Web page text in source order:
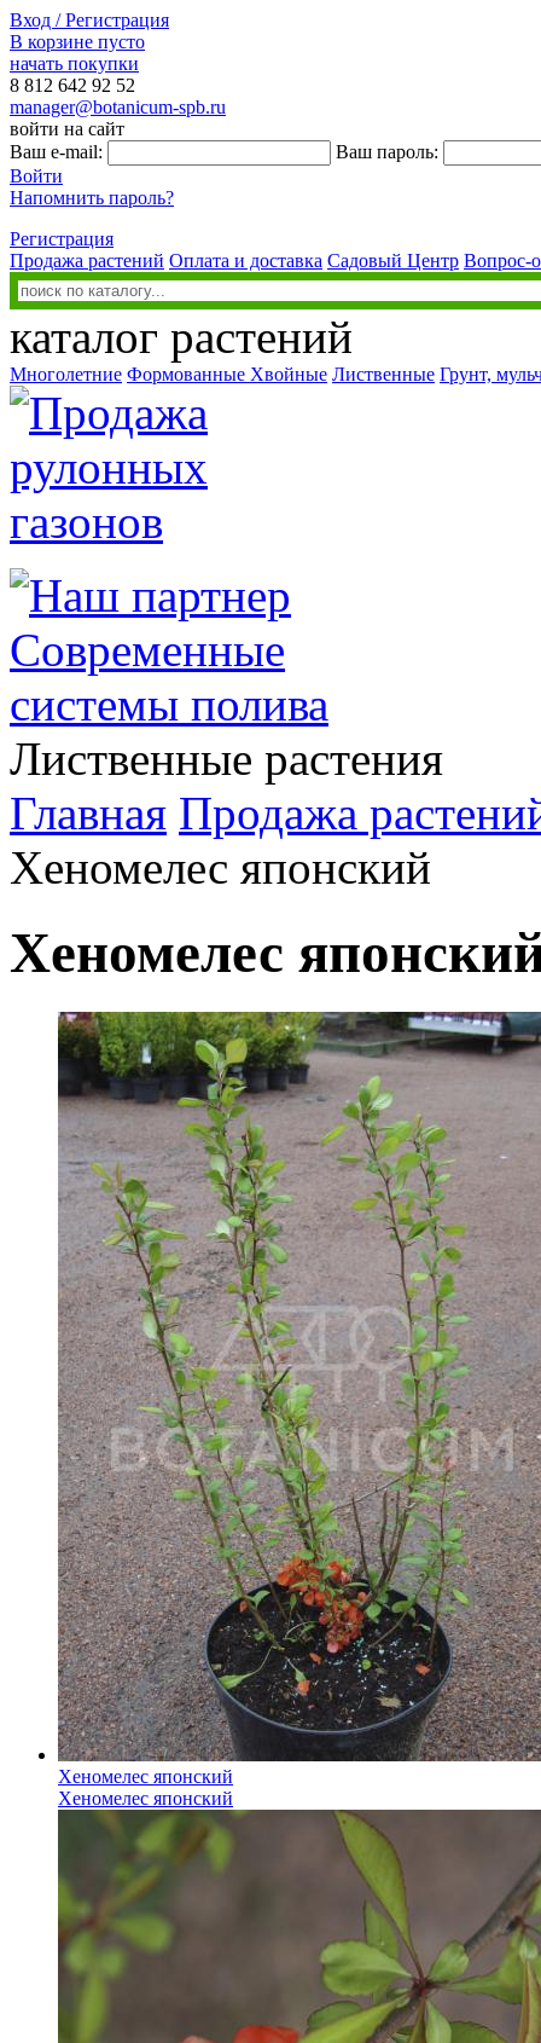
Вход / Регистрация
В корзине пусто
начать покупки
8 812 642 92 52
manager@botanicum-spb.ru
войти на сайт
Ваш e-mail:
Ваш пароль:
Войти
Напомнить пароль?
Регистрация
Продажа растений Оплата и доставка Садовый Центр Вопрос-
каталог растений
Многолетние Формованные Хвойные Лиственные Грунт,
Лиственные растения
Главная Продажа
Хеномелес японский
Хеномелес
Хеномелес японский
Хеномелес японский